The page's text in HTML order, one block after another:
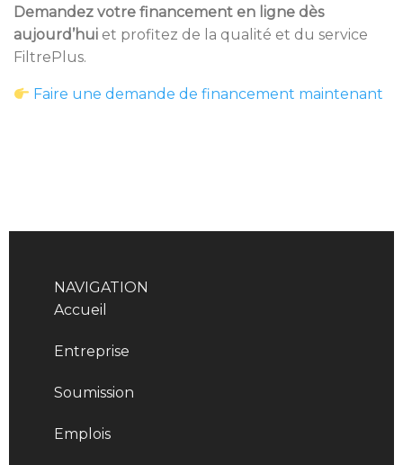
Demandez votre financement en ligne dès
aujourd’hui et profitez de la qualité et du service
FiltrePlus.
Faire une demande de financement maintenant
NAVIGATION
Accueil
Entreprise
Soumission
Emplois